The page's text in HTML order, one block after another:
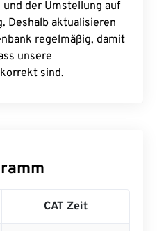
der Umstellung auf
Deshalb aktualisieren
regelmäßig, damit
unsere
sind.
CAT Zeit